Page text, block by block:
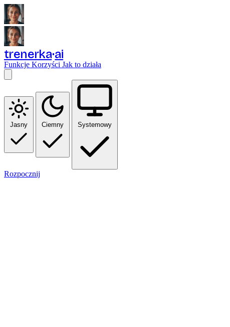
trenerka ai
Funkcje Korzyści Jak to działa
Jasny Ciemny Systemowy
Rozpocznij